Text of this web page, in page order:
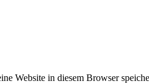
Website in diesem Browser